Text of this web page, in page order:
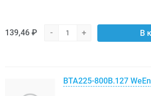
139,46 ₽ - + В
BTA225-800B.127